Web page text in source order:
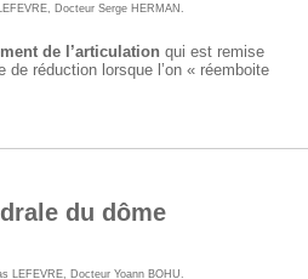
Docteur Serge HERMAN
de l’articulation qui est remise
réduction lorsque l’on « réemboite
du dôme
LEFEVRE Docteur Yoann BOHU